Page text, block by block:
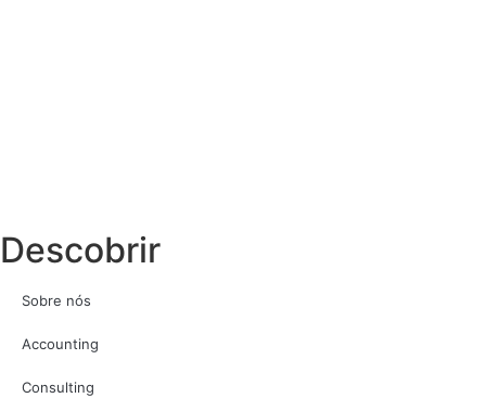
Descobrir
Sobre nós
Accounting
Consulting